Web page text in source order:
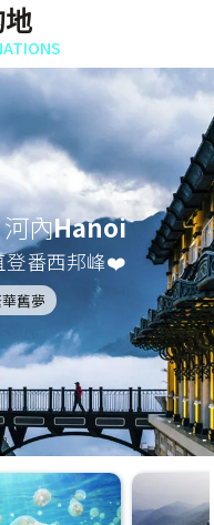
內Hanoi
登番西邦峰❤️
舊夢